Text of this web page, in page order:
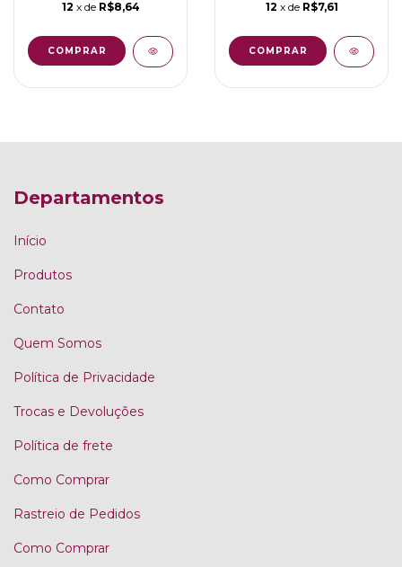
12 x de R$8,64 12 x de R$7,61
Departamentos
Início
Produtos
Contato
Quem Somos
Política de Privacidade
Trocas e Devoluções
Política de frete
Como Comprar
Rastreio de Pedidos
Como Comprar